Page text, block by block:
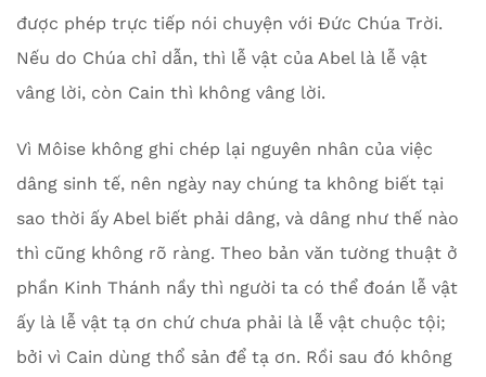
được phép trực tiếp nói chuyện với Đức Chúa Trời.
Nếu do Chúa chỉ dẫn, thì lễ vật của Abel là lễ vật
vâng lời, còn Cain thì không vâng lời.
Vì Môise không ghi chép lại nguyên nhân của việc
dâng sinh tế, nên ngày nay chúng ta không biết tại
sao thời ấy Abel biết phải dâng, và dâng như thế nào
thì cũng không rõ ràng. Theo bản văn tường thuật ở
phần Kinh Thánh nầy thì người ta có thể đoán lễ vật
ấy là lễ vật tạ ơn chứ chưa phải là lễ vật chuộc tội;
bởi vì Cain dùng thổ sản để tạ ơn. Rồi sau đó không